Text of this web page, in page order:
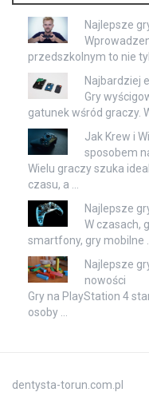
Najlepsze
przedszkolnym to nie
Najbardziej
Gry
gatunek wśród graczy.
Jak Krew i
sposobem
Wielu graczy szuka
czasu, a …
Najlepsze
W czasach,
smartfony, gry mobilne …
Najlepsze
nowości
Gry na PlayStation 4
osoby …
dentysta-torun.com.pl